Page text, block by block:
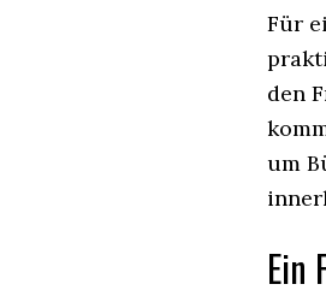
Für
den
um
Ein